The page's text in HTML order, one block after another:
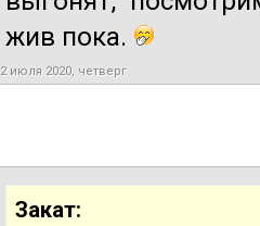
жив пока.
2 июля 2020, четверг
Закат: